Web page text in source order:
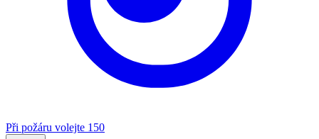
Při požáru volejte 150